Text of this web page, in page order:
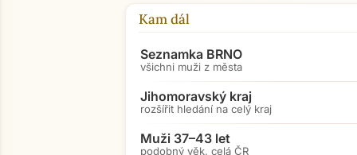
Kam dál
Seznamka BRNO
všichni muži z města
Jihomoravský kraj
rozšířit hledání na celý kraj
Muži 37–43 let
podobný věk, celá ČR